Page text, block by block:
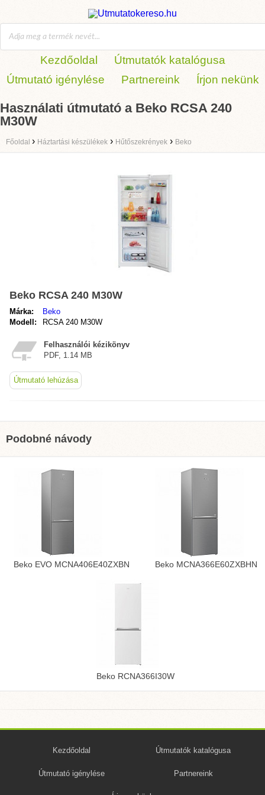
Kezdőoldal
Útmutatók katalógusa
Útmutató igénylése
Partnereink Írjon nekünk
Használati útmutató a Beko RCSA 240
M30W
Főoldal › Háztartási készülékek › Hűtőszekrények › Beko
Beko RCSA 240 M30W
Márka:
Beko
Modell:
RCSA 240 M30W
Felhasználói kézikönyv
PDF, 1.14 MB
Útmutató lehúzása
Podobné návody
Beko EVO MCNA406E40ZXBN Beko MCNA366E60ZXBHN
Beko RCNA366I30W
Kezdőoldal Útmutatók katalógusa
Útmutató igénylése Partnereink